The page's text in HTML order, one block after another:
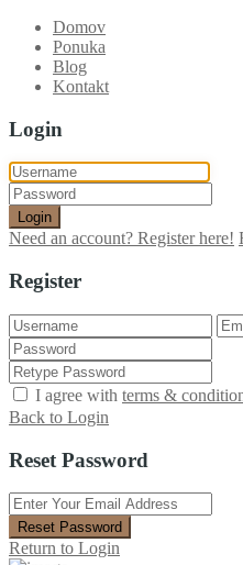
Domov
Ponuka
Blog
Kontakt
Login
Login
Need an account? Register here!
Register
I agree with terms &
Back to Login
Reset Password
Reset Password
Return to Login